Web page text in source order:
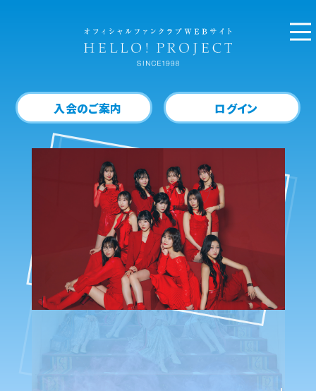
入会のご案内 ログイン